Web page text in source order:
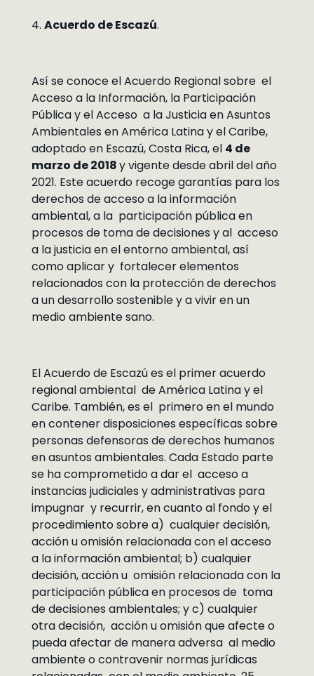
4. Acuerdo de Escazú.
Así se conoce el Acuerdo Regional sobre el
Acceso a la Información, la Participación
Pública y el Acceso a la Justicia en Asuntos
Ambientales en América Latina y el Caribe,
adoptado en Escazú, Costa Rica, el 4 de
marzo de 2018y vigente desde abril del año
2021. Este acuerdo recoge garantías para los
derechos de acceso a la información
ambiental, a la participación pública en
procesos de toma de decisiones y al acceso
a la justicia en el entorno ambiental, así
como aplicar y fortalecer elementos
relacionados con la protección de derechos
a un desarrollo sostenible y a vivir en un
medio ambiente sano.
El Acuerdo de Escazú es el primer acuerdo
regional ambiental de América Latina y el
Caribe. También, es el primero en el mundo
en contener disposiciones específicas sobre
personas defensoras de derechos humanos
en asuntos ambientales. Cada Estado parte
se ha comprometido a dar el acceso a
instancias judiciales y administrativas para
impugnar y recurrir, en cuanto al fondo y el
procedimiento sobre a) cualquier decisión,
acción u omisión relacionada con el acceso
a la información ambiental; b) cualquier
decisión, acción u omisión relacionada con la
participación pública en procesos de toma
de decisiones ambientales; y c) cualquier
otra decisión, acción u omisión que afecte o
pueda afectar de manera adversa al medio
ambiente o contravenir normas jurídicas